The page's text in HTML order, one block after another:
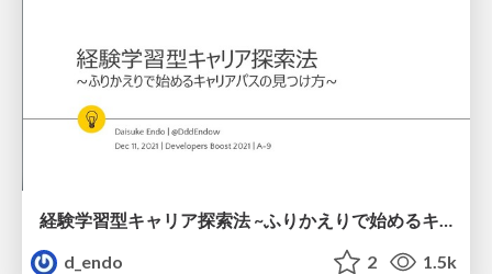
経験学習型キャリア探索法 ~ふりかえりで始めるキャリアパスの見つけ方~
d_endo
2 1.5k